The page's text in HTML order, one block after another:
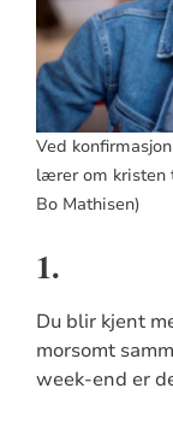
Ved
lærer om kristen
Bo Mathisen)
1.
Du blir kjent
morsomt
week-end er